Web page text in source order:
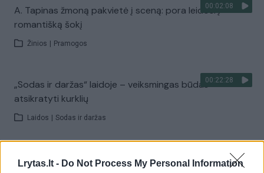
Lrytas.lt - Do Not Process My Personal Information
00:02:08
A. Tapinas žmoną pakvietė į sceną: pora leidosi į
romantišką šokį
Žinios Pramogos
00:22:28
„Sodas ir daržas“ laidoje – veiksmingas būdas
atsikratyti kurklių
Laidos Sodas ir daržas